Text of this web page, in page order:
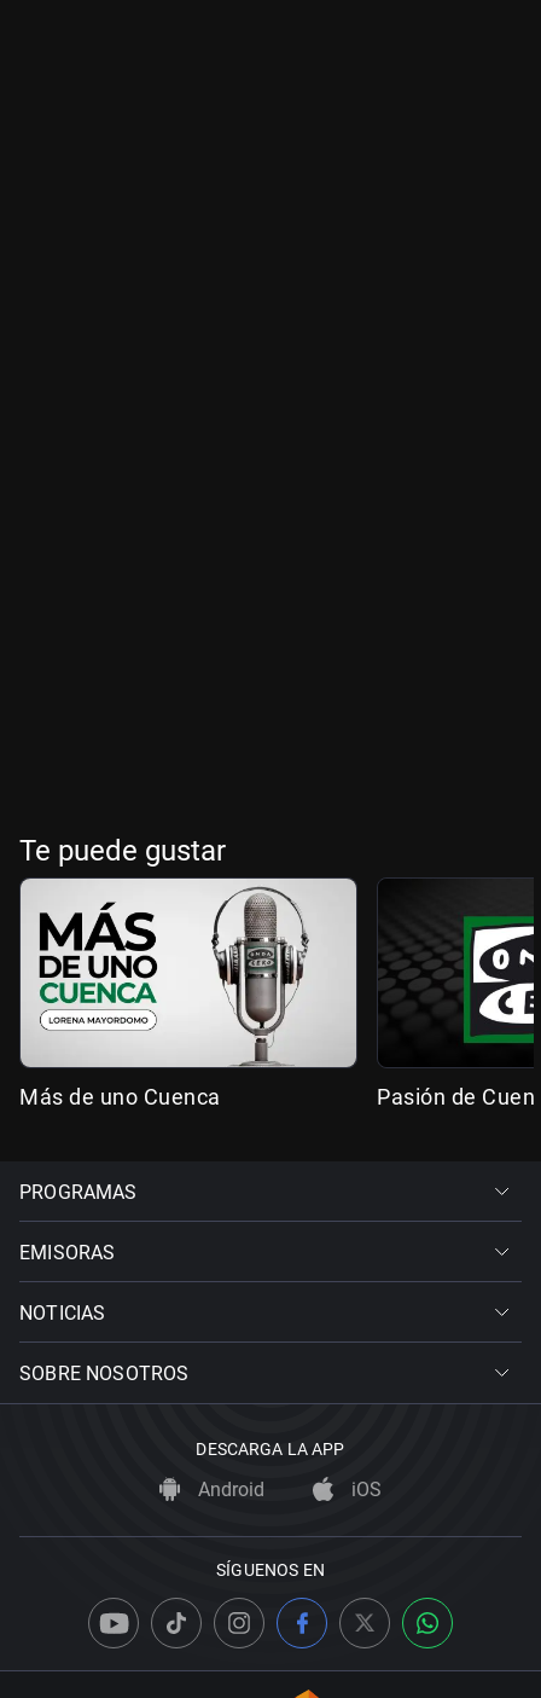
Te puede gustar
Más de uno Cuenca Pasión de
PROGRAMAS
EMISORAS
NOTICIAS
SOBRE NOSOTROS
DESCARGA LA APP
Android iOS
SÍGUENOS EN